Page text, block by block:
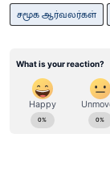
சமூக ஆர்வலர்கள்